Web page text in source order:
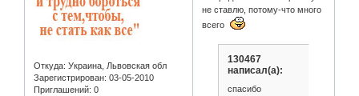
Откуда: Украина, Львовская обл
Зарегистрирован: 03-05-2010
Приглашений: 0
не ставлю, потому-что много
всего
130467
написал(а):
спасибо